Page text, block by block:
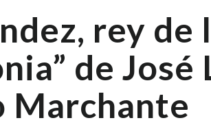
rey de
de José
Marchante